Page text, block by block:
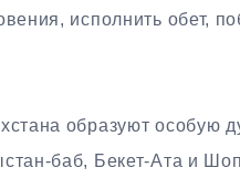
исполнить обет,
образуют особую
баб, Бекет-Ата и